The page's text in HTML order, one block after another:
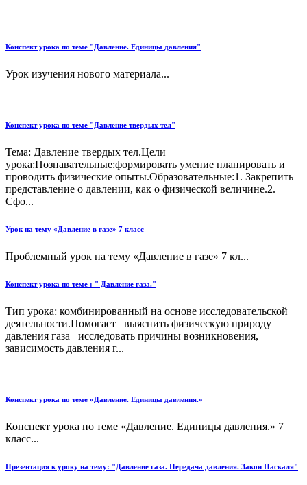
Конспект урока по теме "Давление. Единицы давления"
Урок изучения нового материала...
Конспект урока по теме "Давление твердых тел"
Тема: Давление твердых тел.Цели
урока:Познавательные:формировать умение планировать и
проводить физические опыты.Образовательные:1. Закрепить
представление о давлении, как о физической величине.2.
Сфо...
Урок на тему «Давление в газе» 7 класс
Проблемный урок на тему «Давление в газе» 7 кл...
Конспект урока по теме : " Давление газа."
Тип урока: комбинированный на основе исследовательской
деятельности.Помогает выяснить физическую природу
давления газа исследовать причины возникновения,
зависимость давления г...
Конспект урока по теме «Давление. Единицы давления.»
Конспект урока по теме «Давление. Единицы давления.» 7
класс...
Презентация к уроку на тему: "Давление газа. Передача давления. Закон Паскаля"